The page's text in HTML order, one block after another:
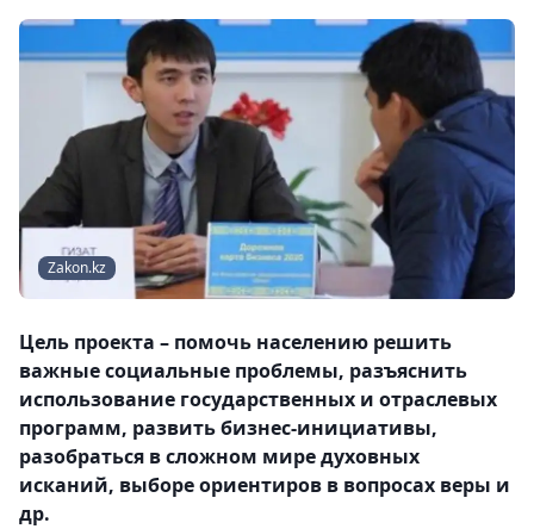
Zakon.kz
Цель проекта – помочь населению решить
важные социальные проблемы, разъяснить
использование государственных и отраслевых
программ, развить бизнес-инициативы,
разобраться в сложном мире духовных
исканий, выборе ориентиров в вопросах веры и
др.